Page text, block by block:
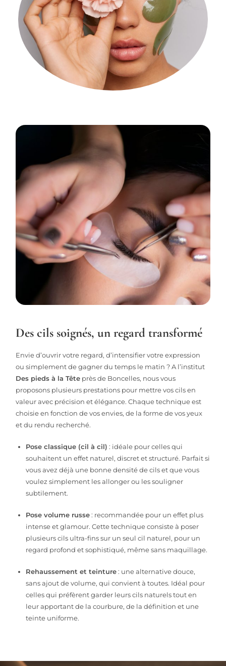
Des cils soignés, un regard transformé
Envie d’ouvrir votre regard, d’intensifier votre expression
ou simplement de gagner du temps le matin ? A l’institut
Des pieds à la Tête près de Boncelles, nous vous
proposons plusieurs prestations pour mettre vos cils en
valeur avec précision et élégance. Chaque technique est
choisie en fonction de vos envies, de la forme de vos yeux
et du rendu recherché.
Pose classique (cil à cil) : idéale pour celles qui
souhaitent un effet naturel, discret et structuré. Parfait si
vous avez déjà une bonne densité de cils et que vous
voulez simplement les allonger ou les souligner
subtilement.
Pose volume russe: recommandée pour un effet plus
intense et glamour. Cette technique consiste à poser
plusieurs cils ultra-fins sur un seul cil naturel, pour un
regard profond et sophistiqué, même sans maquillage.
Rehaussement et teinture: une alternative douce,
sans ajout de volume, qui convient à toutes. Idéal pour
celles qui préfèrent garder leurs cils naturels tout en
leur apportant de la courbure, de la définition et une
teinte uniforme.